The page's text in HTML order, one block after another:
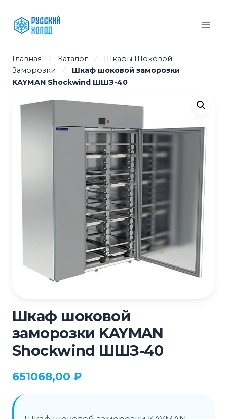
содержимому
Главная / Каталог /
Шкафы Шоковой
Заморозки
/
Шкаф шоковой заморозки
KAYMAN Shockwind ШШЗ-40
Шкаф шоковой
заморозки KAYMAN
Shockwind ШШЗ-40
651068,00 ₽